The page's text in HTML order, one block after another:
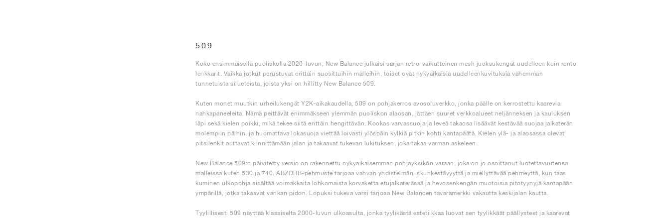
509
Koko ensimmäisellä puoliskolla 2020-luvun, New Balance julkaisi sarjan retro-vaikutteinen mesh juoksukengät uudelleen kuin rento
lenkkarit. Vaikka jotkut perustuvat erittäin suosittuihin malleihin, toiset ovat nykyaikaisia uudelleenkuvituksia vähemmän
tunnetuista silueteista, joista yksi on hillitty New Balance 509.
Kuten monet muutkin urheilukengät Y2K-aikakaudella, 509 on pohjakerros avosoluverkko, jonka päälle on kerrostettu kaarevia
nahkapaneeleita. Nämä peittävät enimmäkseen ylemmän puoliskon alaosan, jättäen suuret verkkoalueet neljänneksen ja kauluksen
läpi sekä kielen poikki, mikä tekee siitä erittäin hengittävän. Kookas varvassuoja ja leveä takaosa lisäävät kestävää suojaa jalkaterän
molempiin päihin, ja huomattava lokasuoja viettää loivasti ylöspäin kylkiä pitkin kohti kantapäätä. Kielen ylä- ja alaosassa olevat
pitsilenkit auttavat kiinnittämään jalan ja takaavat tukevan lukituksen, joka takaa varman askeleen.
New Balance 509:n päivitetty versio on rakennettu nykyaikaisemman pohjayksikön varaan, joka on jo osoittanut luotettavuutensa
malleissa kuten 530 ja 740. ABZORB-pehmuste tarjoaa vahvan yhdistelmän iskunkestävyyttä ja miellyttävää pehmeyttä, kun taas
kuminen ulkopohja sisältää voimakkaita lohkomaista korvaketta etujalkaterässä ja hevosenkengän muotoisia pitotyynyjä kantapään
ympärillä, jotka takaavat vankan pidon. Lopuksi tukeva varsi tarjoaa New Balancen tavaramerkki vakautta keskijalan kautta.
Tyylillisesti 509 näyttää klassiselta 2000-luvun ulkoasulta, jonka tyylikästä estetiikkaa luovat sen tyylikkäät päällysteet ja kaarevat